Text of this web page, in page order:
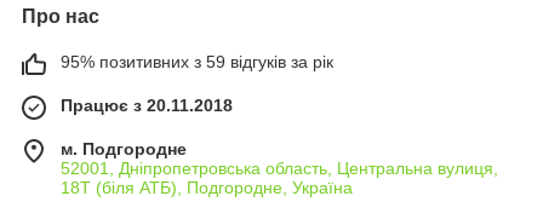
Про нас
95% позитивних з 59 відгуків за рік
Працює з 20.11.2018
м. Подгородне
52001, Дніпропетровська область, Центральна вулиця,
18Т (біля АТБ), Подгородне, Україна